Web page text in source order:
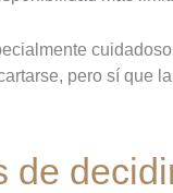
pero sí que
de